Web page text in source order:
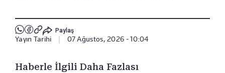
Paylaş
Yayın Tarihi 07 Ağustos, 2026 - 10:04
Haberle İlgili Daha Fazlası